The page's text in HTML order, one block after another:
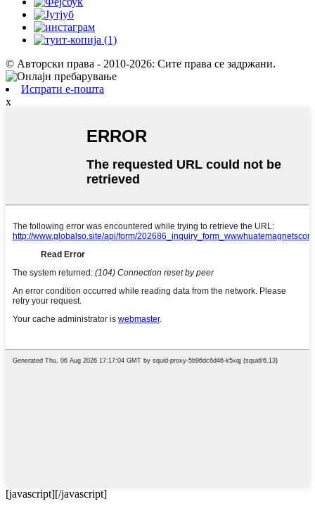
© Авторски права - 2010-2026: Сите права се задржани.
Испрати е-пошта
x
[javascript][/javascript]